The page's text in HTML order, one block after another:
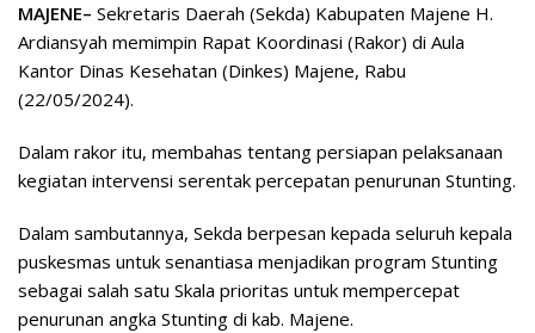
MAJENE– Sekretaris Daerah (Sekda) Kabupaten Majene H.
Ardiansyah memimpin Rapat Koordinasi (Rakor) di Aula
Kantor Dinas Kesehatan (Dinkes) Majene, Rabu
(22/05/2024).
Dalam rakor itu, membahas tentang persiapan pelaksanaan
kegiatan intervensi serentak percepatan penurunan Stunting.
Dalam sambutannya, Sekda berpesan kepada seluruh kepala
puskesmas untuk senantiasa menjadikan program Stunting
sebagai salah satu Skala prioritas untuk mempercepat
penurunan angka Stunting di kab. Majene.